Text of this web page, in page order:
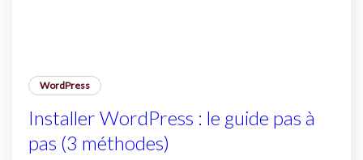
WordPress
Installer WordPress : le guide pas à
pas (3 méthodes)